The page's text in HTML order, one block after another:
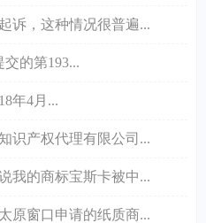
诉，这种情况很普遍...
的第193...
年4月...
识产权代理有限公司...
我的商标宝斯卡被中...
原窗口申请的纸质商...